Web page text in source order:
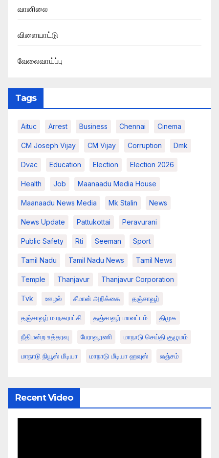
வானிலை
விளையாட்டு
வேலைவாய்ப்பு
Tags
Aituc Arrest Business Chennai Cinema
CM Joseph Vijay CM Vijay Corruption Dmk
Dvac Education Election Election 2026
Health Job Maanaadu Media House
Maanaadu News Media Mk Stalin News
News Update Pattukottai Peravurani
Public Safety Rti Seeman Sport
Tamil Nadu Tamil Nadu News Tamil News
Temple Thanjavur Thanjavur Corporation
Tvk ஊழல் சீமான் அறிக்கை தஞ்சாவூர்
தஞ்சாவூர் மாநகராட்சி தஞ்சாவூர் மாவட்டம் திமுக
நீதிமன்ற உத்தரவு பேராவூரணி மாநாடு செய்தி குழுமம்
மாநாடு நியூஸ் மீடியா மாநாடு மீடியா ஹவுஸ் லஞ்சம்
Recent Video